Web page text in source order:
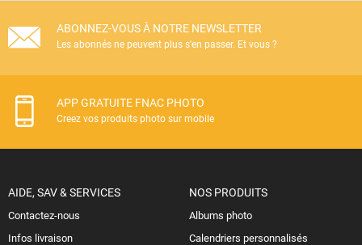
ABONNEZ-VOUS À NOTRE NEWSLETTER
Les abonnés ne peuvent plus s'en passer. Et vous ?
APP GRATUITE FNAC PHOTO
Creez vos produits photo sur mobile
AIDE, SAV & SERVICES
Contactez-nous
Infos livraison
NOS PRODUITS
Albums photo
Calendriers personnalisés